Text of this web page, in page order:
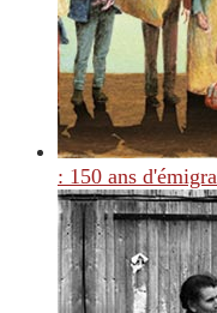
: 150 ans